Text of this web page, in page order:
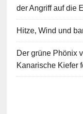
der Angriff auf die
Hitze, Wind und
Der grüne Phönix
Kanarische Kiefer